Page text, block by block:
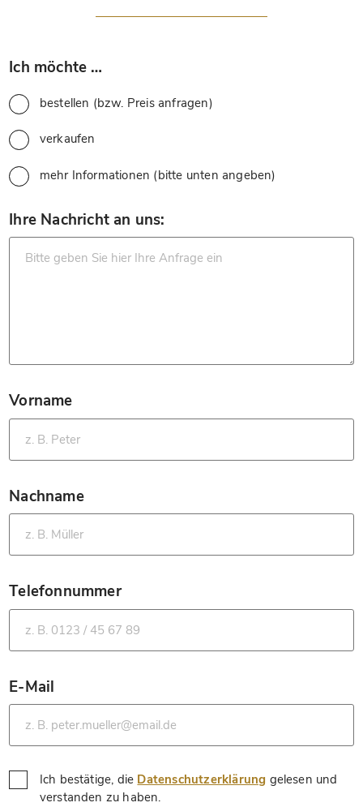
Ich möchte …
bestellen (bzw. Preis anfragen)
verkaufen
mehr Informationen (bitte unten angeben)
Ihre Nachricht an uns:
Vorname
*
Nachname
*
Telefonnummer
*
E-Mail
*
Ich bestätige, die Datenschutzerklärung gelesen und
verstanden zu haben.